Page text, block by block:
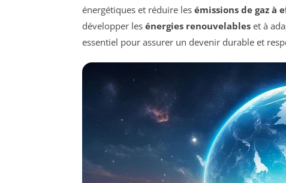
énergétiques et réduire les émissions de gaz à
développer les énergies renouvelables et à
essentiel pour assurer un devenir durable et